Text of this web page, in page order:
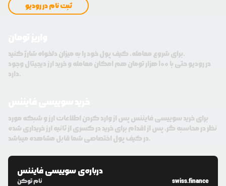
ثبت نام در رودیو
برای شروع معامله، کیف پول خود را به میزان دلخواه شارژ کنید.
در رودیو حتی با 100 هزار تومان هم امکان معامله و خرید ارز دیجیتال وجود
دارد.
برای خرید سوییسی فایننس پس از وارد کردن اطلاعات ارز و شبکه مورد
نظر در محاسبه گر، پس از اقدام برای خرید در کسری از ثانیه ارز خریداری شده
در کیف پول اختصاصی شما قابل مشاهده میباشد.
درباره‌یسوییسی فایننس
نام توکن
swiss.finance